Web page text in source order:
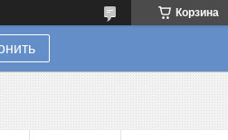
Корзина